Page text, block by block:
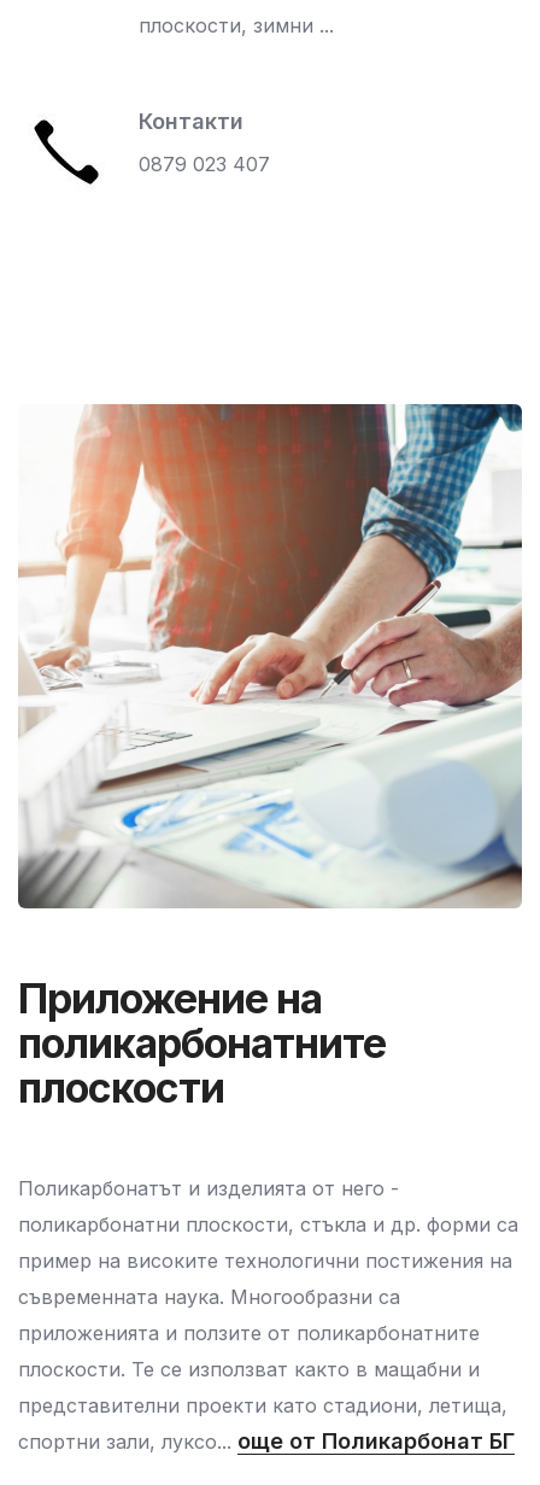
плоскости, зимни ...
Контакти
0879 023 407
Приложение на
поликарбонатните
плоскости
Поликарбонатът и изделията от него -
поликарбонатни плоскости, стъкла и др. форми са
пример на високите технологични постижения на
съвременната наука. Многообразни са
приложенията и ползите от поликарбонатните
плоскости. Те се използват както в мащабни и
представителни проекти като стадиони, летища,
спортни зали, луксо... още от Поликарбонат БГ